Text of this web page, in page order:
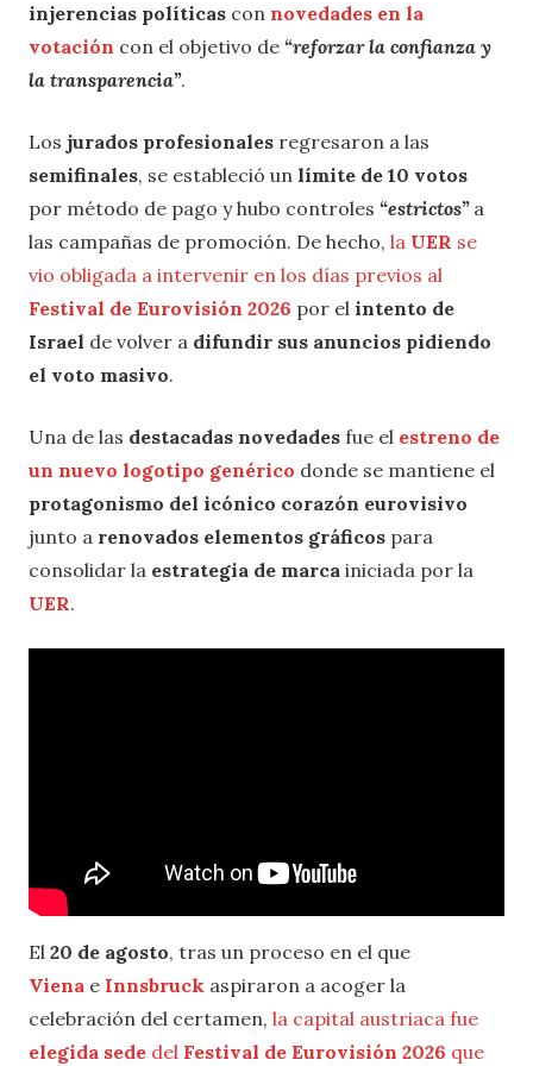
injerencias políticas con novedades en la
votación con el objetivo de “reforzar la confianza y
la transparencia”.
Los jurados profesionales regresaron a las
semifinales, se estableció un límite de 10 votos
por método de pago y hubo controles “estrictos” a
las campañas de promoción. De hecho, la UER se
vio obligada a intervenir en los días previos al
Festival de Eurovisión 2026 por el intento de
Israel de volver a difundir sus anuncios pidiendo
el voto masivo.
Una de las destacadas novedades fue el estreno de
un nuevo logotipo genérico donde se mantiene el
protagonismo del icónico corazón eurovisivo
junto a renovados elementos gráficos para
consolidar la estrategia de marca iniciada por la
UER.
El 20 de agosto, tras un proceso en el que
Viena e Innsbruck aspiraron a acoger la
celebración del certamen, la capital austriaca fue
elegida sede del Festival de Eurovisión 2026 que